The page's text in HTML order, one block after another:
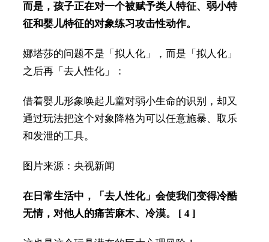
而是，孩子正在对一个被赋予类人特征、弱小特
征和婴儿特征的对象练习攻击性动作。
娜塔莎的问题不是「拟人化」，而是「拟人化」
之后再「去人性化」：
借着婴儿形象唤起儿童对弱小生命的识别，却又
通过玩法把这个对象降格为可以任意施暴、取乐
和发泄的工具。
图片来源：央视新闻
在日常生活中，「去人性化」会使我们变得冷酷
无情，对他人的痛苦麻木、冷漠。 [ 4 ]